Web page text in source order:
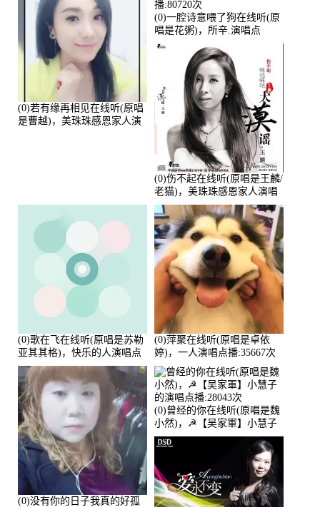
(0)若有缘再相见在线听(原唱
是曹越)，美珠珠感恩家人演
(0)一腔诗意喂了狗在线听(原
唱是花粥)，所辛.演唱点
播:80720次
(0)伤不起在线听(原唱是王麟/
老猫)，美珠珠感恩家人演唱
点播:80218次
(0)歌在飞在线听(原唱是苏勒
亚其其格)，快乐的人演唱点
播:36次
(0)萍聚在线听(原唱是卓依
婷)，一人演唱点播:35667次
(0)没有你的日子我真的好孤
(0)曾经的你在线听(原唱是魏
小然)，☭【吴家軍】小慧子
的演唱点播:28043次